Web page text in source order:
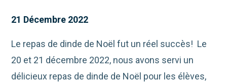
21 Décembre 2022
Le repas de dinde de Noël fut un réel succès! Le
20 et 21 décembre 2022, nous avons servi un
délicieux repas de dinde de Noël pour les élèves,